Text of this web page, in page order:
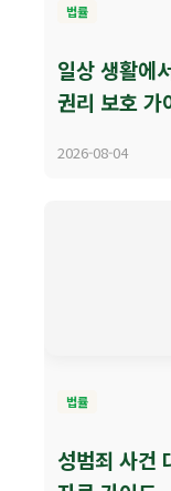
법률
일상 생활에
권리 보호 가
2026-08-04
법률
성범죄 사건